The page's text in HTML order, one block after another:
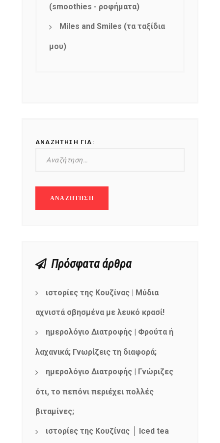
(smoothies - ροφήματα)
Miles and Smiles (τα ταξίδια
μου)
ΑΝΑΖΉΤΗΣΗ ΓΙΑ:
Πρόσφατα άρθρα
ιστορίες της Κουζίνας | Μύδια
αχνιστά σβησμένα με λευκό κρασί!
ημερολόγιο Διατροφής | Φρούτα ή
λαχανικά; Γνωρίζεις τη διαφορά;
ημερολόγιο Διατροφής | Γνώριζες
ότι, το πεπόνι περιέχει πολλές
βιταμίνες;
ιστορίες της Κουζίνας │ Iced tea